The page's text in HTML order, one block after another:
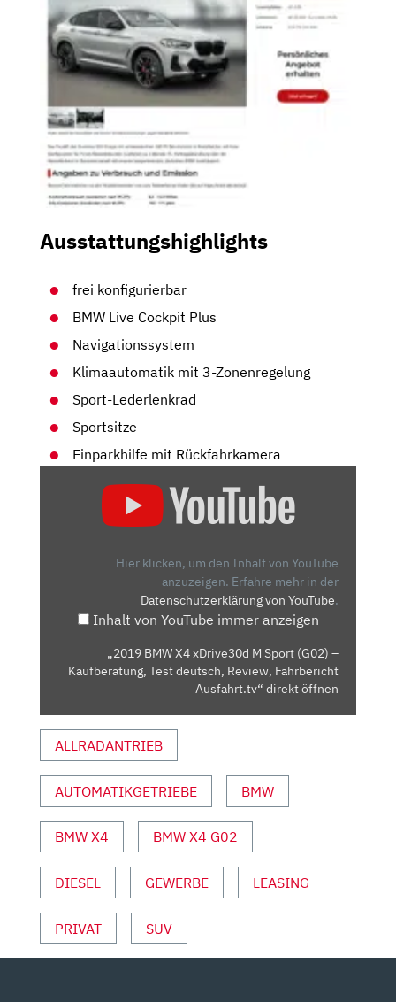
Ausstattungshighlights
frei konfigurierbar
BMW Live Cockpit Plus
Navigationssystem
Klimaautomatik mit 3-Zonenregelung
Sport-Lederlenkrad
Sportsitze
Einparkhilfe mit Rückfahrkamera
KAUFBERATUNG,
TEST
FAHRBERICHT
AUSFAHRT.TV“
VON
YOUTUBE
Hier klicken, um den Inhalt von YouTube
anzuzeigen. Erfahre mehr in der
Datenschutzerklärung von YouTube.
Inhalt von YouTube immer anzeigen
„2019 BMW X4 xDrive30d M Sport (G02) –
Kaufberatung, Test deutsch, Review, Fahrbericht
Ausfahrt.tv“ direkt öffnen
ALLRADANTRIEB
AUTOMATIKGETRIEBE BMW
BMW X4 BMW X4 G02
DIESEL GEWERBE LEASING
PRIVAT SUV